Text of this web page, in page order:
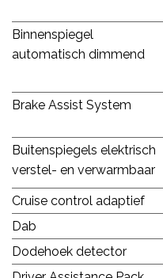
Binnenspiegel
automatisch dimmend
Brake Assist System
Buitenspiegels elektrisch
verstel- en verwarmbaar
Cruise control adaptief
Dab
Dodehoek detector